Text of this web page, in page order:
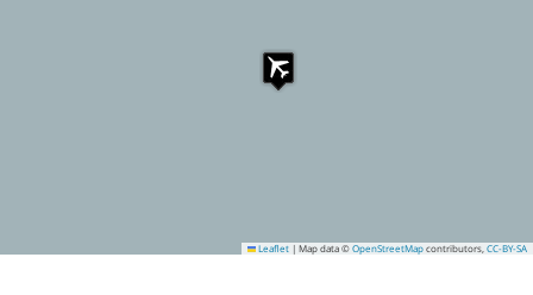
Leaflet | Map data © OpenStreetMap contributors, CC-BY-SA